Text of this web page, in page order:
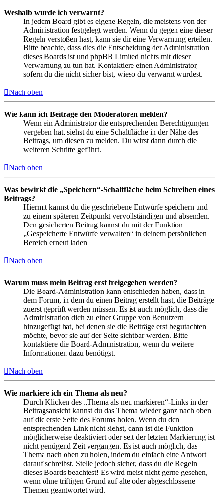
Weshalb wurde ich verwarnt?
In jedem Board gibt es eigene Regeln, die meistens von der
Administration festgelegt werden. Wenn du gegen eine dieser
Regeln verstoßen hast, kann sie dir eine Verwarnung erteilen.
Bitte beachte, dass dies die Entscheidung der Administration
dieses Boards ist und phpBB Limited nichts mit dieser
Verwarnung zu tun hat. Kontaktiere einen Administrator,
sofern du die nicht sicher bist, wieso du verwarnt wurdest.
Nach oben
Wie kann ich Beiträge den Moderatoren melden?
Wenn ein Administrator die entsprechenden Berechtigungen
vergeben hat, siehst du eine Schaltfläche in der Nähe des
Beitrags, um diesen zu melden. Du wirst dann durch die
weiteren Schritte geführt.
Nach oben
Was bewirkt die „Speichern“-Schaltfläche beim Schreiben eines
Beitrags?
Hiermit kannst du die geschriebene Entwürfe speichern und
zu einem späteren Zeitpunkt vervollständigen und absenden.
Den gesicherten Beitrag kannst du mit der Funktion
„Gespeicherte Entwürfe verwalten“ in deinem persönlichen
Bereich erneut laden.
Nach oben
Warum muss mein Beitrag erst freigegeben werden?
Die Board-Administration kann entschieden haben, dass in
dem Forum, in dem du einen Beitrag erstellt hast, die Beiträge
zuerst geprüft werden müssen. Es ist auch möglich, dass die
Administration dich zu einer Gruppe von Benutzern
hinzugefügt hat, bei denen sie die Beiträge erst begutachten
möchte, bevor sie auf der Seite sichtbar werden. Bitte
kontaktiere die Board-Administration, wenn du weitere
Informationen dazu benötigst.
Nach oben
Wie markiere ich ein Thema als neu?
Durch Klicken des „Thema als neu markieren“-Links in der
Beitragsansicht kannst du das Thema wieder ganz nach oben
auf die erste Seite des Forums holen. Wenn du den
entsprechenden Link nicht siehst, dann ist die Funktion
möglicherweise deaktiviert oder seit der letzten Markierung ist
nicht genügend Zeit vergangen. Es ist auch möglich, das
Thema nach oben zu holen, indem du einfach eine Antwort
darauf schreibst. Stelle jedoch sicher, dass du die Regeln
dieses Boards beachtest! Es wird meist nicht gerne gesehen,
wenn ohne triftigen Grund auf alte oder abgeschlossene
Themen geantwortet wird.